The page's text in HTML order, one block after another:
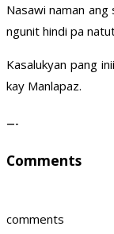
Nasawi naman
ngunit hindi pa
Kasalukyan pang
kay Manlapaz.
—-
Comments
comments